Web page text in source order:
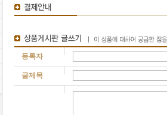
등록자
글제목